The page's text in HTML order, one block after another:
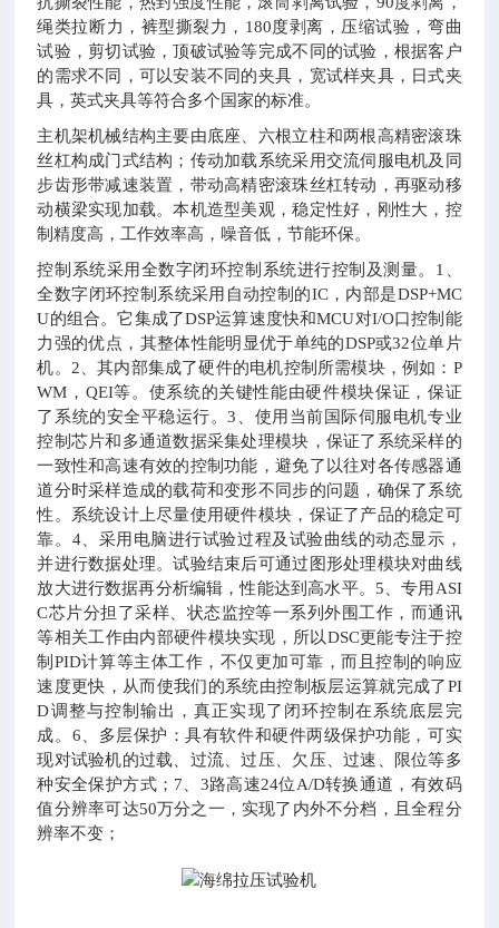
绳类拉断力，裤型撕裂力，180度剥离，压缩试验，弯曲
试验，剪切试验，顶破试验等完成不同的试验，根据客户
的需求不同，可以安装不同的夹具，宽试样夹具，日式夹
具，英式夹具等符合多个国家的标准。
主机架机械结构主要由底座、六根立柱和两根高精密滚珠
丝杠构成门式结构；传动加载系统采用交流伺服电机及同
步齿形带减速装置，带动高精密滚珠丝杠转动，再驱动移
动横梁实现加载。本机造型美观，稳定性好，刚性大，控
制精度高，工作效率高，噪音低，节能环保。
控制系统采用全数字闭环控制系统进行控制及测量。 1、
全数字闭环控制系统采用自动控制的IC，内部是DSP+MC
U的组合。它集成了DSP运算速度快和MCU对I/O口控制能
力强的优点，其整体性能明显优于单纯的DSP或32位单片
机。 2、其内部集成了硬件的电机控制所需模块，例如：P
WM，QEI等。使系统的关键性能由硬件模块保证，保证
了系统的安全平稳运行。3、使用当前国际伺服电机专业
控制芯片和多通道数据采集处理模块，保证了系统采样的
一致性和高速有效的控制功能，避免了以往对各传感器通
道分时采样造成的载荷和变形不同步的问题，确保了系统
性。系统设计上尽量使用硬件模块，保证了产品的稳定可
靠。 4、采用电脑进行试验过程及试验曲线的动态显示，
并进行数据处理。试验结束后可通过图形处理模块对曲线
放大进行数据再分析编辑，性能达到高水平。 5、专用ASI
C芯片分担了采样、状态监控等一系列外围工作，而通讯
等相关工作由内部硬件模块实现，所以DSC更能专注于控
制PID计算等主体工作，不仅更加可靠，而且控制的响应
速度更快，从而使我们的系统由控制板层运算就完成了PI
D调整与控制输出，真正实现了闭环控制在系统底层完
成。 6、多层保护：具有软件和硬件两级保护功能，可实
现对试验机的过载、过流、过压、欠压、过速、限位等多
种安全保护方式； 7、3路高速24位A/D转换通道，有效码
值分辨率可达50万分之一，实现了内外不分档，且全程分
辨率不变；